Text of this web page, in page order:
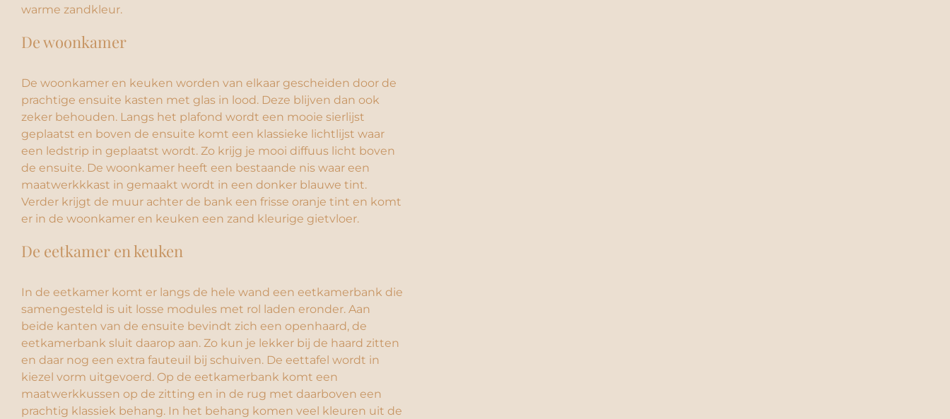
warme zandkleur.
De woonkamer
De woonkamer en keuken worden van elkaar gescheiden door de
prachtige ensuite kasten met glas in lood. Deze blijven dan ook
zeker behouden. Langs het plafond wordt een mooie sierlijst
geplaatst en boven de ensuite komt een klassieke lichtlijst waar
een ledstrip in geplaatst wordt. Zo krijg je mooi diffuus licht boven
de ensuite. De woonkamer heeft een bestaande nis waar een
maatwerkkkast in gemaakt wordt in een donker blauwe tint.
Verder krijgt de muur achter de bank een frisse oranje tint en komt
er in de woonkamer en keuken een zand kleurige gietvloer.
De eetkamer en keuken
In de eetkamer komt er langs de hele wand een eetkamerbank die
samengesteld is uit losse modules met rol laden eronder. Aan
beide kanten van de ensuite bevindt zich een openhaard, de
eetkamerbank sluit daarop aan. Zo kun je lekker bij de haard zitten
en daar nog een extra fauteuil bij schuiven. De eettafel wordt in
kiezel vorm uitgevoerd. Op de eetkamerbank komt een
maatwerkkussen op de zitting en in de rug met daarboven een
prachtig klassiek behang. In het behang komen veel kleuren uit de